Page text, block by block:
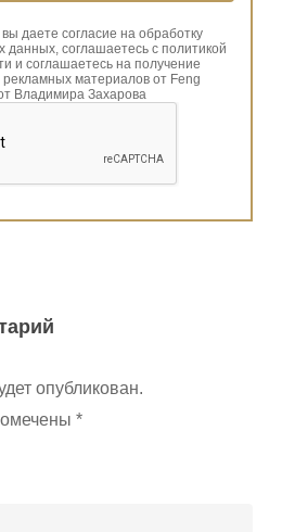
даете согласие на обработку
данных, соглашаетесь с политикой
и соглашаетесь на получение
материалов от Feng
Владимира Захарова
опубликован.
*